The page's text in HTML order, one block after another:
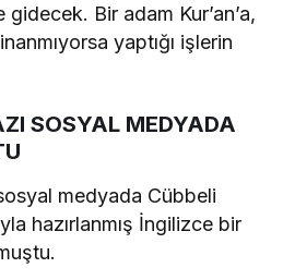
Bir adam Kur’an’a,
yaptığı işlerin
SOSYAL MEDYADA
medyada Cübbeli
hazırlanmış İngilizce bir